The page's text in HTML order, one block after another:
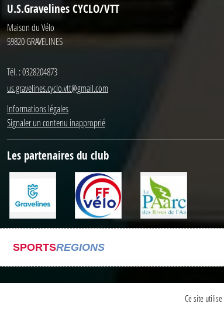
U.S.Gravelines CYCLO/VTT
Maison du Vélo
59820GRAVELINES
Tél. :0328204873
us.gravelines.cyclo.vtt@gmail.com
Informations légales
Signaler un contenu inapproprié
Les partenaires du club
SPORTSREGIONS
Ce site